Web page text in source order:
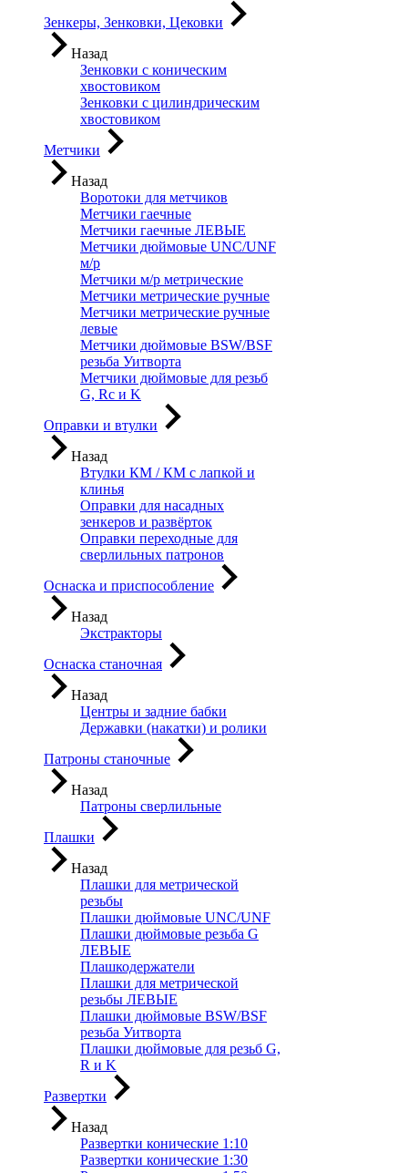
Зенкеры, Зенковки, Цековки
Назад
Зенковки с коническим
хвостовиком
Зенковки с цилиндрическим
хвостовиком
Метчики
Назад
Воротоки для метчиков
Метчики гаечные
Метчики гаечные ЛЕВЫЕ
Метчики дюймовые UNC/UNF
м/р
Метчики м/р метрические
Метчики метрические ручные
Метчики метрические ручные
левые
Метчики дюймовые BSW/BSF
резьба Уитворта
Метчики дюймовые для резьб
G, Rc и K
Оправки и втулки
Назад
Втулки КМ / КМ с лапкой и
клинья
Оправки для насадных
зенкеров и развёрток
Оправки переходные для
сверлильных патронов
Оснаска и приспособление
Назад
Экстракторы
Оснаска станочная
Назад
Центры и задние бабки
Державки (накатки) и ролики
Патроны станочные
Назад
Патроны сверлильные
Плашки
Назад
Плашки для метрической
резьбы
Плашки дюймовые UNC/UNF
Плашки дюймовые резьба G
ЛЕВЫЕ
Плашкодержатели
Плашки для метрической
резьбы ЛЕВЫЕ
Плашки дюймовые BSW/BSF
резьба Уитворта
Плашки дюймовые для резьб G,
R и K
Развертки
Назад
Развертки конические 1:10
Развертки конические 1:30